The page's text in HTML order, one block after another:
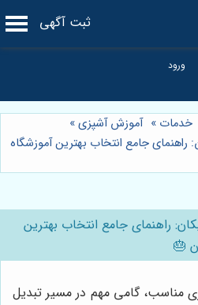
ثبت آگهی
خدمات » آموزش آشپزی»
راهنمای جامع انتخاب بهترین آموزشگاه
راهنمای جامع انتخاب بهترین
🎂
مناسب، گامی مهم در مسیر تبدیل